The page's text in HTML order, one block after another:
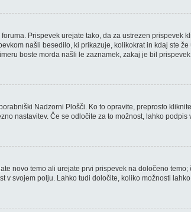
Prispevek urejate tako, da za ustrezen
našli besedilo, ki prikazuje, kolikokrat in kdaj ste
boste morda našli le zaznamek, zakaj je bil
Nadzorni Plošči. Ko to opravite, preprosto
nastavitev. Če se odločite za to možnost, lahko
novo temo ali urejate prvi prispevek na določeno
v svojem polju. Lahko tudi določite, koliko možnosti